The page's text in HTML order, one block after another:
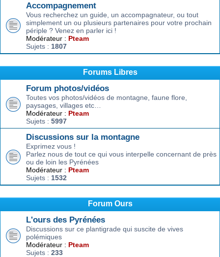
Accompagnement
Vous recherchez un guide, un accompagnateur, ou tout
simplement un ou plusieurs partenaires pour votre prochain
périple ? Venez en parler ici !
Modérateur : Pteam
Sujets : 1807
Forums Libres
Forum photos/vidéos
Toutes vos photos/vidéos de montagne, faune flore,
paysages, villages etc…
Modérateur : Pteam
Sujets : 5997
Discussions sur la montagne
Exprimez vous !
Parlez nous de tout ce qui vous interpelle concernant de près
ou de loin les Pyrénées
Modérateur : Pteam
Sujets : 1532
Forum Ours
L'ours des Pyrénées
Discussions sur ce plantigrade qui suscite de vives
polémiques
Modérateur : Pteam
Sujets : 233